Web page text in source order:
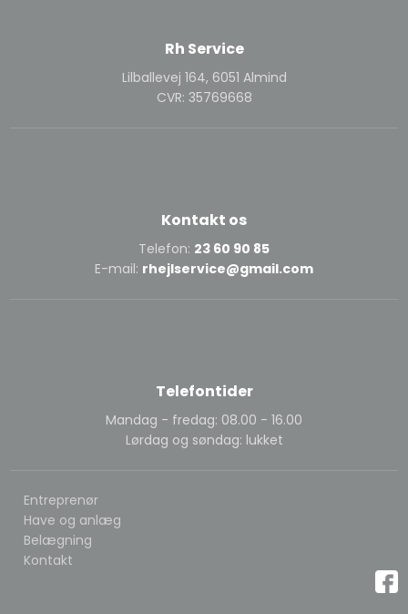
Rh Service
Lilballevej 164, 6051 Almind
CVR: 35769668
Kontakt os
Telefon: 23 60 90 85
E-mail: rhejlservice@gmail.com
Telefontider
Mandag - fredag: 08.00 - 16.00
Lørdag og søndag: lukket
Entreprenør
Have og anlæg
Belægning
Kontakt